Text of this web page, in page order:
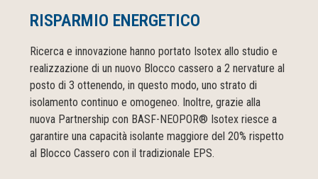
RISPARMIO ENERGETICO
Ricerca e innovazione hanno portato Isotex allo studio e
realizzazione di un nuovo Blocco cassero a 2 nervature al
posto di 3 ottenendo, in questo modo, uno strato di
isolamento continuo e omogeneo. Inoltre, grazie alla
nuova Partnership con BASF-NEOPOR® Isotex riesce a
garantire una capacità isolante maggiore del 20% rispetto
al Blocco Cassero con il tradizionale EPS.